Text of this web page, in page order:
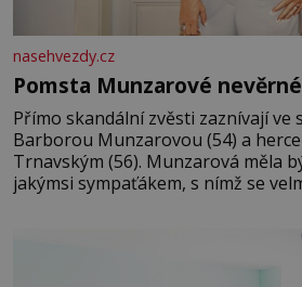
nasehvezdy.cz
Pomsta Munzarové
Přímo skandální zvěsti zaznívají
Barborou Munzarovou (54) a
Trnavským (56). Munzarová měla
jakýmsi sympaťákem, s nímž se